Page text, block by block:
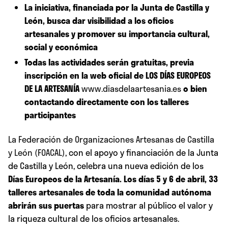
La iniciativa, financiada por la Junta de Castilla y
León, busca dar visibilidad a los oficios
artesanales y promover su importancia cultural,
social y económica
Todas las actividades serán gratuitas, previa
inscripción en la web oficial de LOS DÍAS EUROPEOS
DE LA ARTESANÍAwww.diasdelaartesania.eso bien
contactando directamente con los talleres
participantes
La Federación de Organizaciones Artesanas de Castilla
y León (FOACAL), con el apoyo y financiación de la Junta
de Castilla y León, celebra una nueva edición de los
Días Europeos de la Artesanía. Los días 5 y 6 de abril, 33
talleres artesanales de toda la comunidad autónoma
abrirán sus puertas para mostrar al público el valor y
la riqueza cultural de los oficios artesanales.